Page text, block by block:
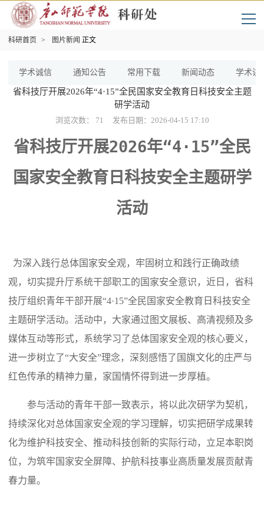
科研首页 > 图片新闻 正文
学术诚信 通知公告 常用下载 新闻动态 学术讲
省科技厅开展2026年“4·15”全民国家安全教育日科技安全主题
研学活动
浏览次数： 71 发布日期：2026-04-15 17:10
省科技厅开展2026年“4·15”全民
国家安全教育日科技安全主题研学
活动
为深入践行总体国家安全观，牢固树立和践行正确政绩
观，切实提升厅系统干部职工的国家安全意识，近日，省科
技厅组织青年干部开展“4·15”全民国家安全教育日科技安全
主题研学活动。活动中，大家通过图文展板、高清视频及多
媒体互动等形式，系统学习了总体国家安全观的核心要义，
进一步树立了“大安全”理念，深刻感悟了国旗文化的庄严与
红色传承的精神力量，家国情怀得到进一步厚植。
参与活动的青年干部一致表示，将以此次研学为契机，
持续深化对总体国家安全观的学习理解，切实把研学成果转
化为维护科技安全、推动科技创新的实际行动，立足本职岗
位，为筑牢国家安全屏障、护航科技事业高质量发展贡献青
春力量。